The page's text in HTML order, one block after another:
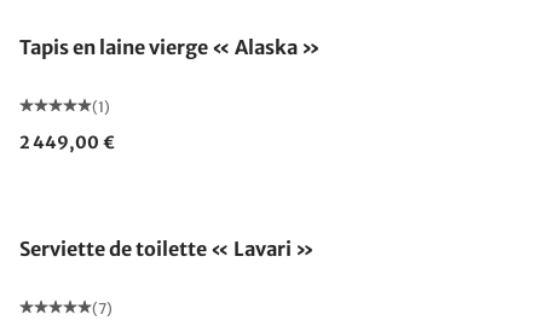
Tapis en laine vierge « Alaska »
(1)
2 449,00 €
Serviette de toilette « Lavari »
(7)